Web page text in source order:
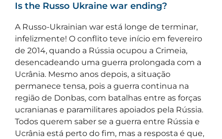
Is the Russo Ukraine war ending?
A Russo-Ukrainian war está longe de terminar,
infelizmente! O conflito teve início em fevereiro
de 2014, quando a Rússia ocupou a Crimeia,
desencadeando uma guerra prolongada com a
Ucrânia. Mesmo anos depois, a situação
permanece tensa, pois a guerra continua na
região de Donbas, com batalhas entre as forças
ucranianas e paramilitares apoiados pela Rússia.
Todos querem saber se a guerra entre Rússia e
Ucrânia está perto do fim, mas a resposta é que,